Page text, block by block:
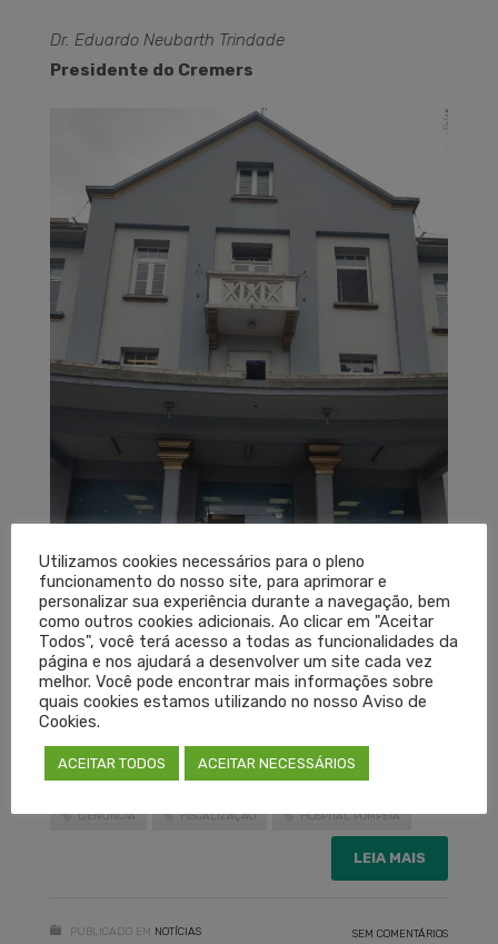
Dr. Eduardo Neubarth Trindade
Presidente do Cremers
CAXIAS CENTRO OBSTÉTRICO CREMERS
DENÚNCIA FISCALIZAÇÃO HOSPITAL POMPÉIA
LEIA MAIS
PUBLICADO EM NOTÍCIAS SEM COMENTÁRIOS
Utilizamos cookies necessários para o pleno
funcionamento do nosso site, para aprimorar e
personalizar sua experiência durante a navegação, bem
como outros cookies adicionais. Ao clicar em "Aceitar
Todos", você terá acesso a todas as funcionalidades da
página e nos ajudará a desenvolver um site cada vez
melhor. Você pode encontrar mais informações sobre
quais cookies estamos utilizando no nosso Aviso de
Cookies.
ACEITAR TODOS ACEITAR NECESSÁRIOS